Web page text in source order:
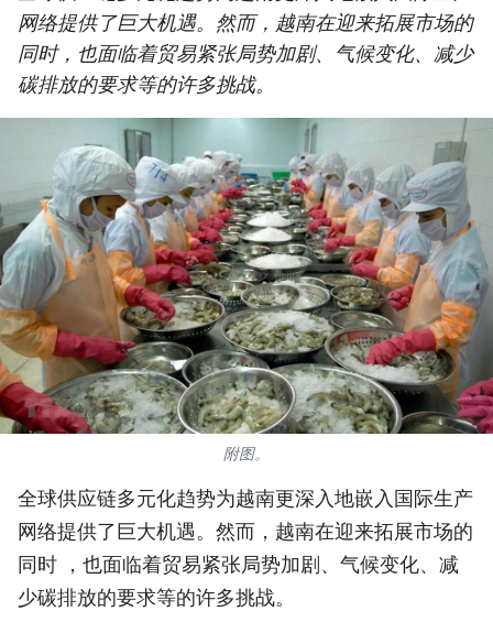
环保
体育
国际
旅游
友谊桥梁
史海
多功能媒体
图库
视频
网络提供了巨大机遇。然而，越南在迎来拓展市场的
同时，也面临着贸易紧张局势加剧、气候变化、减少
碳排放的要求等的许多挑战。
附图。
全球供应链多元化趋势为越南更深入地嵌入国际生产
网络提供了巨大机遇。然而，越南在迎来拓展市场的
同时 ，也面临着贸易紧张局势加剧、气候变化、减
少碳排放的要求等的许多挑战。